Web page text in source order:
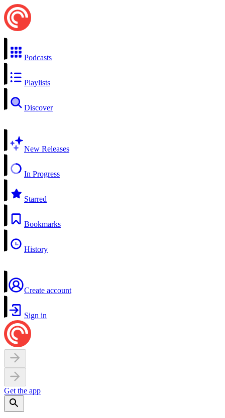
Podcasts
Playlists
Discover
New Releases
In Progress
Starred
Bookmarks
History
Create account
Sign in
Get the app